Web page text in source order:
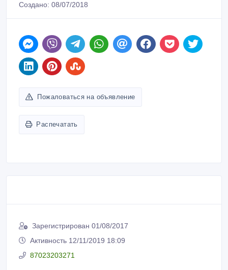
Создано: 08/07/2018
Пожаловаться на объявление
Распечатать
Зарегистрирован 01/08/2017
Активность 12/11/2019 18:09
87023203271